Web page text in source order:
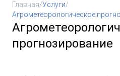
Главная/Услуги/
Агрометеорологическое
прогнозирование